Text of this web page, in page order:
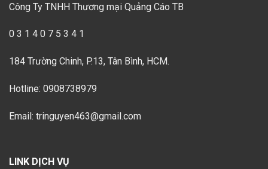
Công Ty TNHH Thương mại Quảng Cáo TB
0 3 1 4 0 7 5 3 4 1
184 Trường Chinh, P.13, Tân Bình, HCM.
Hotline: 0908738979
Email: tringuyen463@gmail.com
LINK DỊCH VỤ